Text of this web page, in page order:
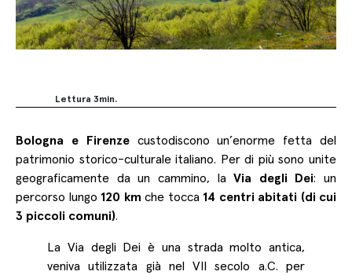
Lettura 3min.
Bologna e Firenzecustodiscono un’enorme fetta del
patrimonio storico-culturale italiano. Per di più sono unite
geograficamente da un cammino, laVia degli Dei: un
percorso lungo 120 km che tocca 14 centri abitati (di cui
3 piccoli comuni).
La Via degli Dei è una strada molto antica,
veniva utilizzata già nel VII secolo a.C. per